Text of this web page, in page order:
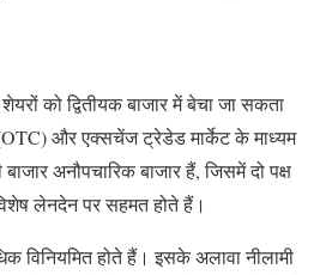
को द्वितीयक बाजार में बेचा जा सकता
(OTC) और एक्सचेंज ट्रेडेड मार्केट के माध्यम
अनौपचारिक बाजार हैं, जिसमें दो पक्ष
लेनदेन पर सहमत होते हैं।
विनियमित होते हैं। इसके अलावा नीलामी